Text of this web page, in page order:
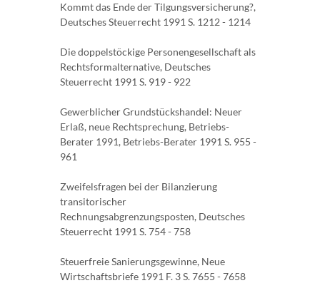
Kommt das Ende der Tilgungsversicherung?,
Deutsches Steuerrecht 1991 S. 1212 - 1214
Die doppelstöckige Personengesellschaft als
Rechtsformalternative, Deutsches
Steuerrecht 1991 S. 919 - 922
Gewerblicher Grundstückshandel: Neuer
Erlaß, neue Rechtsprechung, Betriebs-
Berater 1991, Betriebs-Berater 1991 S. 955 -
961
Zweifelsfragen bei der Bilanzierung
transitorischer
Rechnungsabgrenzungsposten, Deutsches
Steuerrecht 1991 S. 754 - 758
Steuerfreie Sanierungsgewinne, Neue
Wirtschaftsbriefe 1991 F. 3 S. 7655 - 7658